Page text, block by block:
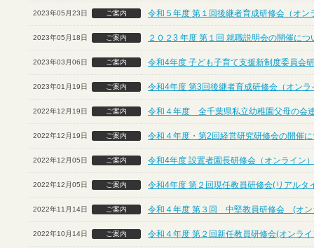
2023年05月23日 ご案内 令和５年度 第１回後継者育成研修会（オン
2023年05月18日 ご案内 ２０２3 年度 第１回 就職説明会の開催につ
2023年03月06日 ご案内 令和4年度 子ども子育て支援新制度委員会
2023年01月19日 ご案内 令和4年度 第3回後継者育成研修会（オンラ
2022年12月19日 ご案内 令和４年度 全千葉県私立幼稚園父母の会
2022年12月19日 ご案内 令和４年度・第2回経営研究研修会の開催
2022年12月05日 ご案内 令和4年度 設置者園長研修会（オンライン）
2022年12月05日 ご案内 令和4年度 第２回現任教員研修会(リアルタ
2022年11月14日 ご案内 令和４年度 第３回 中堅教員研修会 (オン
2022年10月14日 ご案内 令和４年度 第２回新任教員研修会(オンラ